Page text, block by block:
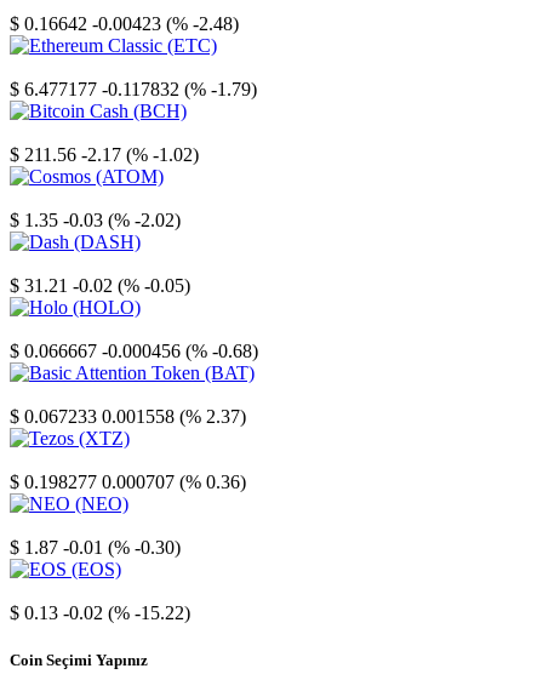
$ 0.16642 -0.00423 (% -2.48)
$ 6.477177 -0.117832 (% -1.79)
$ 211.56 -2.17 (% -1.02)
$ 1.35 -0.03 (% -2.02)
$ 31.21 -0.02 (% -0.05)
$ 0.066667 -0.000456 (% -0.68)
$ 0.067233 0.001558 (% 2.37)
$ 0.198277 0.000707 (% 0.36)
$ 1.87 -0.01 (% -0.30)
$ 0.13 -0.02 (% -15.22)
Coin Seçimi Yapınız